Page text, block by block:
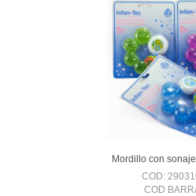
Mordillo con
COD:
COD